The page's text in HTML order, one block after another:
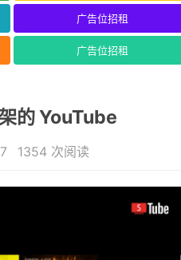
广告位招租
广告位招租
的 YouTube
1354 次阅读